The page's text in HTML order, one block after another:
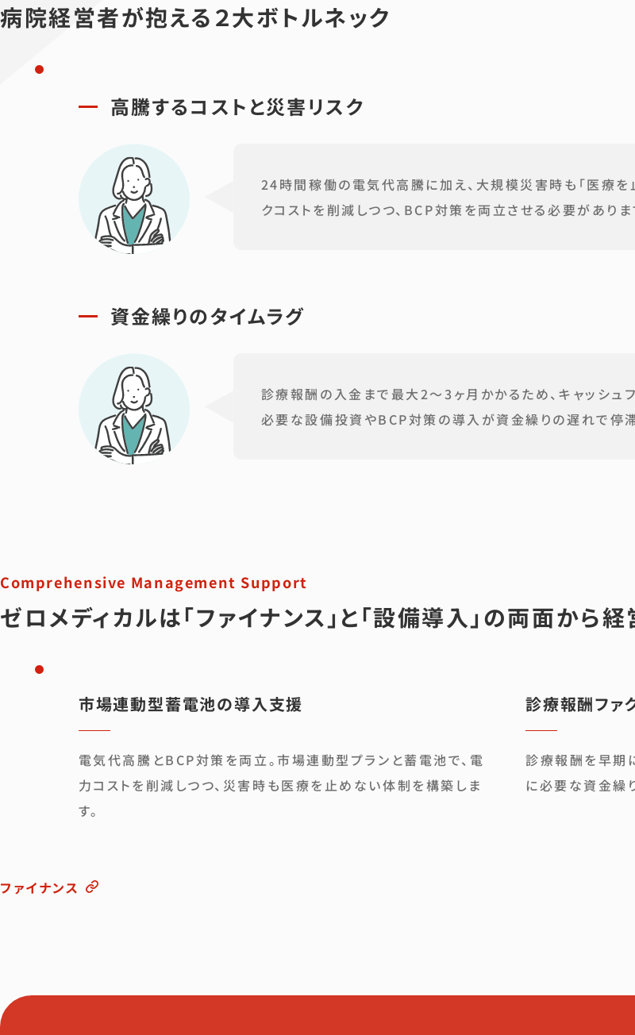
病院経営者が抱える２大ボトルネック
高騰するコストと災害リスク
24時間稼働の電気代高騰に加え、大規模災害時も「医療を
クコストを削減しつつ、BCP対策を両立させる必要がありま
資金繰りのタイムラグ
診療報酬の入金まで最大2〜3ヶ月かかるため、キャッシュ
必要な設備投資やBCP対策の導入が資金繰りの遅れで停
Comprehensive Management Support
ゼロメディカルは「ファイナンス」と「設備導入」の両面から
市場連動型蓄電池の導入支援
電気代高騰とBCP対策を両立。市場連動型プランと蓄電池で、電
力コストを削減しつつ、災害時も医療を止めない体制を構築しま
す。
診療報酬ファ
診療報酬を早期
に必要な資金繰
ファイナンス